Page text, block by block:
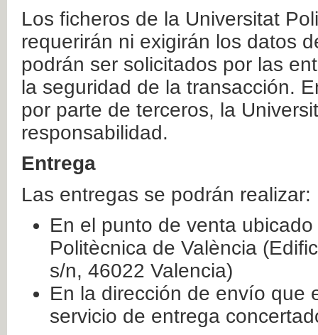
Los ficheros de la Universitat
requerirán ni exigirán los datos
podrán ser solicitados por las
la seguridad de la transacción.
por parte de terceros, la
responsabilidad.
Entrega
Las entregas se podrán realizar:
En el punto de venta
Politècnica de València
s/n, 46022 Valencia)
En la dirección de envío que
servicio de entrega